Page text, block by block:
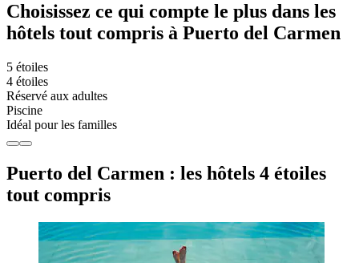
Choisissez ce qui compte le plus dans les
hôtels tout compris à Puerto del Carmen
5 étoiles
4 étoiles
Réservé aux adultes
Piscine
Idéal pour les familles
Puerto del Carmen : les hôtels 4 étoiles
tout compris